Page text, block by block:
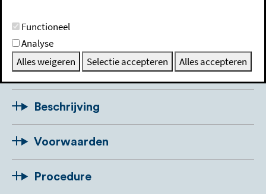
Soms moet u bewijzen dat u de Nederlandse nationaliteit
heeft. Daarvoor vraagt u een bewijs van Nederlanderschap
aan. Dit doet u bij de gemeente waar u bent ingeschreven.
Beschrijving
Voorwaarden
Procedure
Functioneel
Analyse
Alles weigeren
Selectie accepteren Alles accepteren